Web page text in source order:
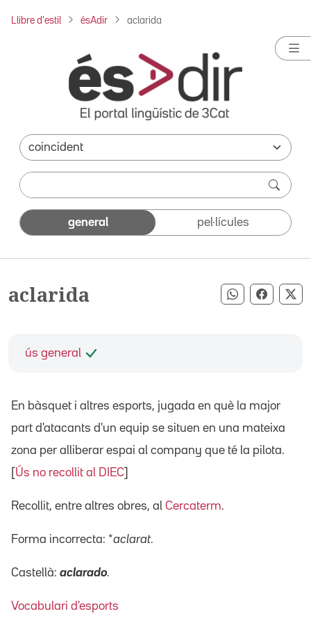
Llibre d'estil ésAdir aclarida
general pel·lícules
aclarida Compartir
ús general
En bàsquet i altres esports, jugada en què la major
part d'atacants d'un equip se situen en una mateixa
zona per alliberar espai al company que té la pilota.
Ús no recollit al DIEC
Recollit, entre altres obres, al Cercaterm.
Forma incorrecta: *aclarat.
Castellà: aclarado.
Vocabulari d'esports